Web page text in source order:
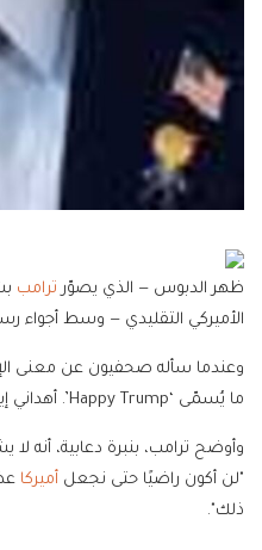
ظهر الدبوس — الذي يصوّر ترامب
الأميركي التقليدي — وسط أجواء
وعندما سأله صحفيون عن معنى
ما يُسمّى ‘Happy Trump’. أهداني إياه شخص ما”.
وأوضح ترامب، بنبرة دعابية، أنه
"لن أكون راضيًا حتى نجعل أميركا
ذلك".